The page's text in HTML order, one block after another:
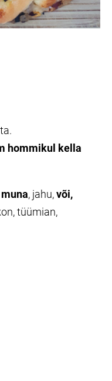
hommikul kella
muna, jahu,või,
tüümian,